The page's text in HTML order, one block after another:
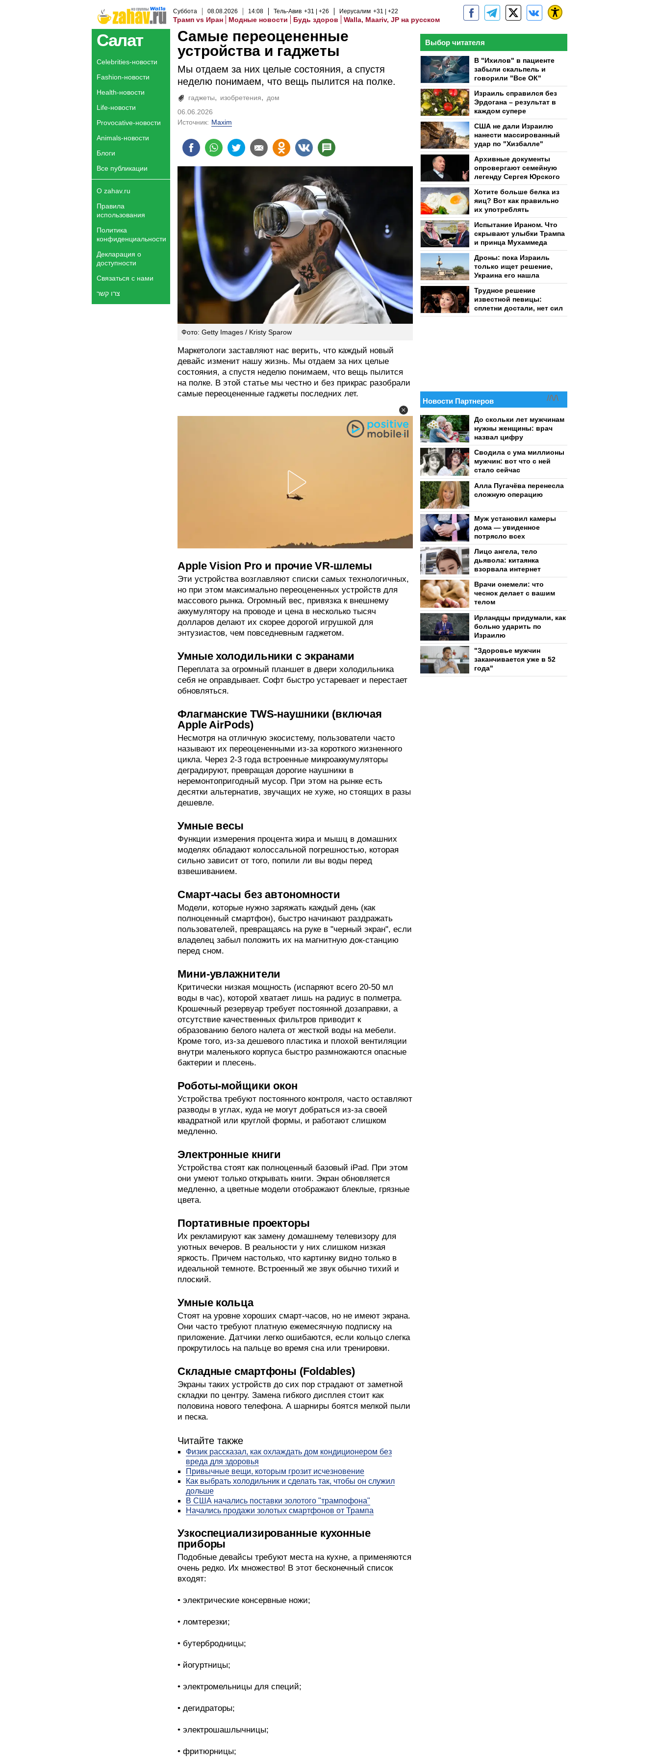
Суббота 08.08.2026 14:08 Тель-Авив +31 +26 Иерусалим +31 +22
Трамп vs Иран Модные новости Будь здоров Walla, Maariv, JP на русском
Салат
Celebrities-новости
Fashion-новости
Health-новости
Life-новости
Provocative-новости
Animals-новости
Блоги
Все публикации
О zahav.ru
Правила
использования
Политика
конфиденциальности
Декларация о
доступности
Связаться с нами
צרו קשר
Самые переоцененные
устройства и гаджеты
Мы отдаем за них целые состояния, а спустя
неделю понимаем, что вещь пылится на полке.
гаджеты изобретения
дом
06.06.2026
Источник: Maxim
Фото: Getty Images / Kristy Sparow
Маркетологи заставляют нас верить, что каждый новый
девайс изменит нашу жизнь. Мы отдаем за них целые
состояния, а спустя неделю понимаем, что вещь пылится
на полке. В этой статье мы честно и без прикрас разобрали
самые переоцененные гаджеты последних лет.
Apple Vision Pro и прочие VR-шлемы
Эти устройства возглавляют списки самых технологичных,
но при этом максимально переоцененных устройств для
массового рынка. Огромный вес, привязка к внешнему
аккумулятору на проводе и цена в несколько тысяч
долларов делают их скорее дорогой игрушкой для
энтузиастов, чем повседневным гаджетом.
Умные холодильники с экранами
Переплата за огромный планшет в двери холодильника
себя не оправдывает. Софт быстро устаревает и перестает
обновляться.
Флагманские TWS-наушники (включая
Apple AirPods)
Несмотря на отличную экосистему, пользователи часто
называют их переоцененными из-за короткого жизненного
цикла. Через 2-3 года встроенные микроаккумуляторы
деградируют, превращая дорогие наушники в
неремонтопригодный мусор. При этом на рынке есть
десятки альтернатив, звучащих не хуже, но стоящих в разы
дешевле.
Умные весы
Функции измерения процента жира и мышц в домашних
моделях обладают колоссальной погрешностью, которая
сильно зависит от того, попили ли вы воды перед
взвешиванием.
Смарт-часы без автономности
Модели, которые нужно заряжать каждый день (как
полноценный смартфон), быстро начинают раздражать
пользователей, превращаясь на руке в "черный экран", если
владелец забыл положить их на магнитную док-станцию
перед сном.
Мини-увлажнители
Критически низкая мощность (испаряют всего 20-50 мл
воды в час), которой хватает лишь на радиус в полметра.
Крошечный резервуар требует постоянной дозаправки, а
отсутствие качественных фильтров приводит к
образованию белого налета от жесткой воды на мебели.
Кроме того, из-за дешевого пластика и плохой вентиляции
внутри маленького корпуса быстро размножаются опасные
бактерии и плесень.
Роботы-мойщики окон
Устройства требуют постоянного контроля, часто оставляют
разводы в углах, куда не могут добраться из-за своей
квадратной или круглой формы, и работают слишком
медленно.
Электронные книги
Устройства стоят как полноценный базовый iPad. При этом
они умеют только открывать книги. Экран обновляется
медленно, а цветные модели отображают блеклые, грязные
цвета.
Портативные проекторы
Их рекламируют как замену домашнему телевизору для
уютных вечеров. В реальности у них слишком низкая
яркость. Причем настолько, что картинку видно только в
идеальной темноте. Встроенный же звук обычно тихий и
плоский.
Умные кольца
Стоят на уровне хороших смарт-часов, но не имеют экрана.
Они часто требуют платную ежемесячную подписку на
приложение. Датчики легко ошибаются, если кольцо слегка
прокрутилось на пальце во время сна или тренировки.
Складные смартфоны (Foldables)
Экраны таких устройств до сих пор страдают от заметной
складки по центру. Замена гибкого дисплея стоит как
половина нового телефона. А шарниры боятся мелкой пыли
и песка.
Читайте также
Физик рассказал, как охлаждать дом кондиционером без
вреда для здоровья
Привычные вещи, которым грозит исчезновение
Как выбрать холодильник и сделать так, чтобы он служил
дольше
В США начались поставки золотого "трампофона"
Начались продажи золотых смартфонов от Трампа
Узкоспециализированные кухонные
приборы
Подобные девайсы требуют места на кухне, а применяются
очень редко. Их множество! В этот бесконечный список
входят:
• электрические консервные ножи;
• ломтерезки;
• бутербродницы;
• йогуртницы;
• электромельницы для специй;
• дегидраторы;
• электрошашлычницы;
• фритюрницы;
Выбор читателя
В "Ихилов" в пациенте
забыли скальпель и
говорили "Все ОК"
Израиль справился без
Эрдогана – результат в
каждом супере
США не дали Израилю
нанести массированный
удар по "Хизбалле"
Архивные документы
опровергают семейную
легенду Сергея Юрского
Хотите больше белка из
яиц? Вот как правильно
их употреблять
Испытание Ираном. Что
скрывают улыбки Трампа
и принца Мухаммеда
Дроны: пока Израиль
только ищет решение,
Украина его нашла
Трудное решение
известной певицы:
сплетни достали, нет сил